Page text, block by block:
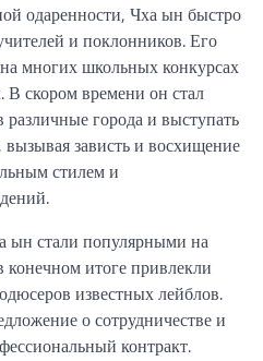
одаренности, Чха ын быстро
и поклонников. Его
многих школьных конкурсах
скором времени он стал
различные города и выступать
зависть и восхищение
стилем и
ын стали популярными на
итоге привлекли
известных лейблов.
о сотрудничестве и
контракт.